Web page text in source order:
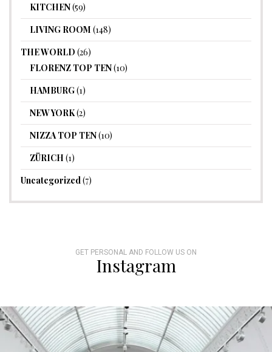
KITCHEN(59)
LIVING ROOM (148)
THE WORLD (26)
FLORENZ TOP TEN(10)
HAMBURG(1)
NEW YORK(2)
NIZZA TOP TEN(10)
ZÜRICH (1)
Uncategorized(7)
GET PERSONAL AND FOLLOW US ON
Instagram